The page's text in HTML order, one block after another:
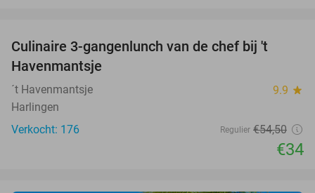
Culinaire 3-gangenlunch van de chef bij 't
Havenmantsje
´t Havenmantsje 9.9 star
Harlingen
Verkocht: 176
Regulier €54,50
€34